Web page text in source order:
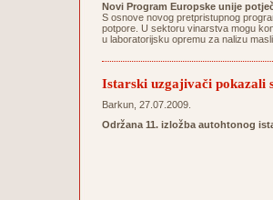
Novi Program Europske unije
S osnove novog pretpristupnog
potpore. U sektoru vinarstva mogu
u laboratorijsku opremu za nalizu
Istarski uzgajivači pokazali
Barkun, 27.07.2009.
Održana 11. izložba autohtonog